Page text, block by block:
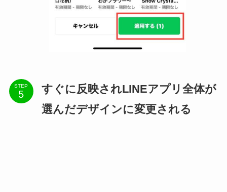
STEP
すぐに反映されLINEアプリ全体が
選んだデザインに変更される